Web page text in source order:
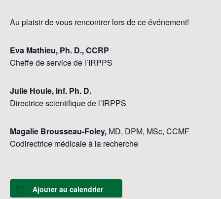
Au plaisir de vous rencontrer lors de ce événement!
Eva Mathieu, Ph. D., CCRP
Cheffe de service de l’IRPPS
Julie Houle, inf. Ph. D.
Directrice scientifique de l’IRPPS
Magalie Brousseau-Foley, MD, DPM, MSc, CCMF
Codirectrice médicale à la recherche
Ajouter au calendrier